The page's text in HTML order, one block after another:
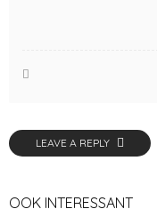
LEAVE A REPLY
OOK INTERESSANT